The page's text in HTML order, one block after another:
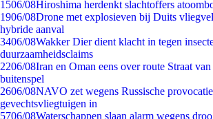
1506/08Hiroshima herdenkt slachtoffers
1906/08Drone met explosieven bij Duits
hybride aanval
3406/08Wakker Dier dient klacht in tegen
duurzaamheidsclaims
2206/08Iran en Oman eens over route Straat
buitenspel
2606/08NAVO zet wegens Russische
gevechtsvliegtuigen in
5706/08Waterschappen slaan alarm wegens